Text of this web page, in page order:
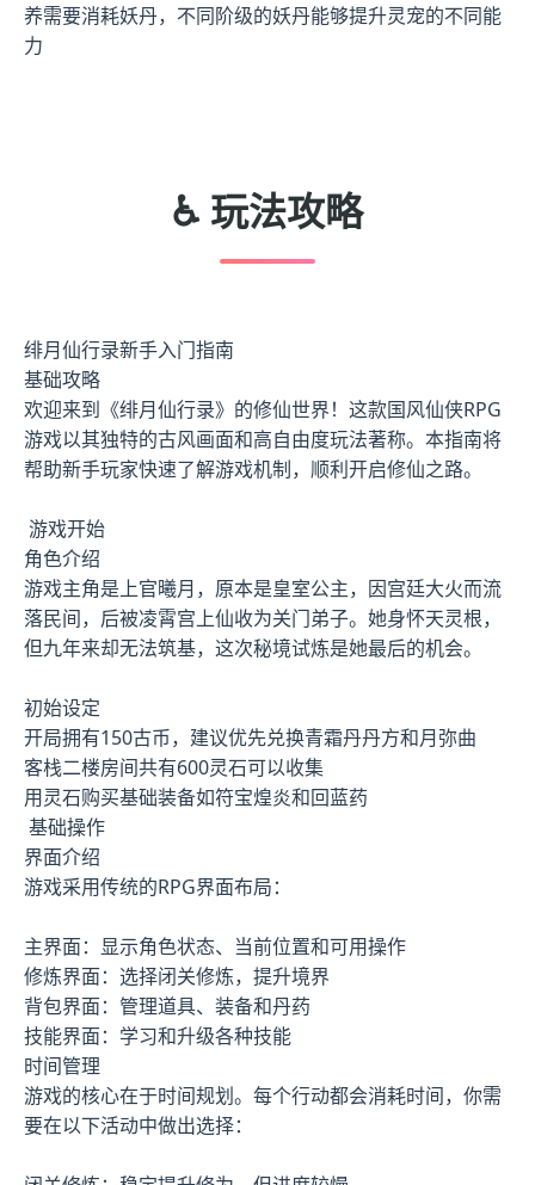
养需要消耗妖丹，不同阶级的妖丹能够提升灵宠的不同能
力
♿ 玩法攻略
绯月仙行录新手入门指南
基础攻略
欢迎来到《绯月仙行录》的修仙世界！这款国风仙侠RPG
游戏以其独特的古风画面和高自由度玩法著称。本指南将
帮助新手玩家快速了解游戏机制，顺利开启修仙之路。
游戏开始
角色介绍
游戏主角是上官曦月，原本是皇室公主，因宫廷大火而流
落民间，后被凌霄宫上仙收为关门弟子。她身怀天灵根，
但九年来却无法筑基，这次秘境试炼是她最后的机会。
初始设定
开局拥有150古币，建议优先兑换青霜丹丹方和月弥曲
客栈二楼房间共有600灵石可以收集
用灵石购买基础装备如符宝煌炎和回蓝药
基础操作
界面介绍
游戏采用传统的RPG界面布局：
主界面：显示角色状态、当前位置和可用操作
修炼界面：选择闭关修炼，提升境界
背包界面：管理道具、装备和丹药
技能界面：学习和升级各种技能
时间管理
游戏的核心在于时间规划。每个行动都会消耗时间，你需
要在以下活动中做出选择：